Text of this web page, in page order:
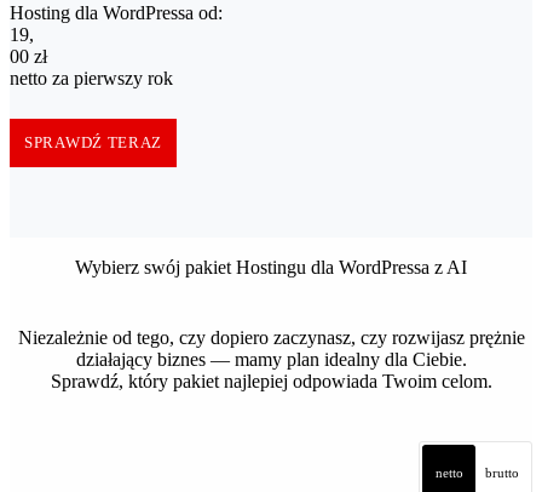
Hosting dla WordPressa od:
19,00 zł netto za pierwszy rok
19,
00 zł
netto za pierwszy rok
SPRAWDŹ TERAZ
Wybierz swój pakiet Hostingu dla WordPressa z AI
Niezależnie od tego, czy dopiero zaczynasz, czy rozwijasz prężnie
działający biznes — mamy plan idealny dla Ciebie.
Sprawdź, który pakiet najlepiej odpowiada Twoim celom.
netto brutto